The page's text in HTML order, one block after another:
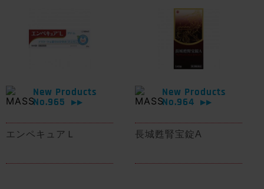
New Products
No.965
▶▶
エンペキュアＬ
New Products
No.964
▶▶
長城甦腎宝錠A